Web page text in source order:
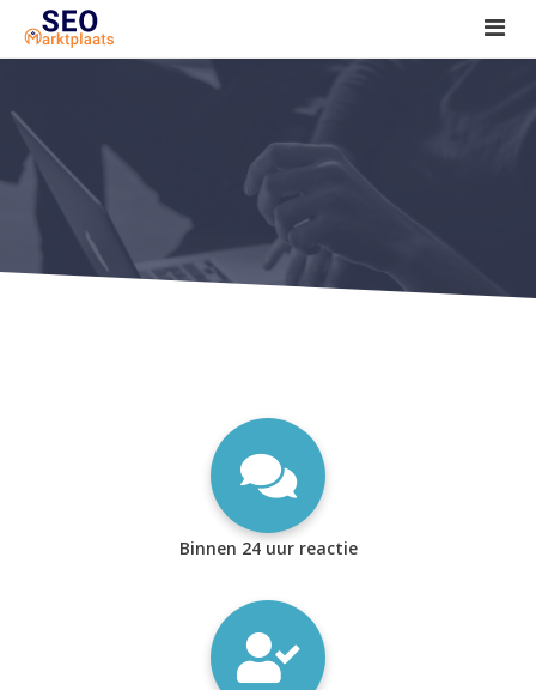
SEO tools reviews
Marketeer bij jou in de buurt?
Offerte
1. Seo voor beginners +
2. Onderzoeken +
Binnen 24 uur reactie